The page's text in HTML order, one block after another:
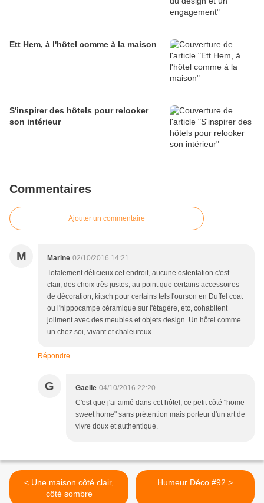
Ett Hem, à l'hôtel comme à la maison
S'inspirer des hôtels pour relooker
son intérieur
Commentaires
Ajouter un commentaire
M Marine 02/10/2016 14:21
Totalement délicieux cet endroit, aucune ostentation c'est
clair, des choix très justes, au point que certains accessoires
de décoration, kitsch pour certains tels l'ourson en Duffel coat
ou l'hippocampe céramique sur l'étagère, etc, cohabitent
joliment avec des meubles et objets design. Un hôtel comme
un chez soi, vivant et chaleureux.
Répondre
G Gaelle 04/10/2016 22:20
C'est que j'ai aimé dans cet hôtel, ce petit côté "home
sweet home" sans prétention mais porteur d'un art de
vivre doux et authentique.
< Une maison côté clair,
côté sombre
Humeur Déco #92 >